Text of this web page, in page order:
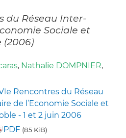
du Réseau Inter-
Sociale et
(2006)
, Nathalie DOMPNIER,
Rencontres du Réseau
de l’Economie Sociale et
- 1 et 2 juin 2006
PDF (85 KiB)